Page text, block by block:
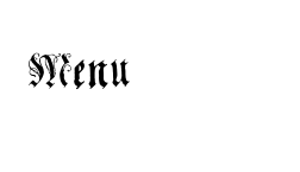
Menu